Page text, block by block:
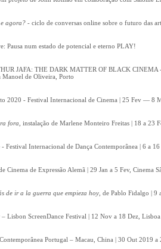
agora? - ciclo de conversas online sobre o futuro das
Pausa num estado de potencial e eterno PLAY!
JAFA: THE DARK MATTER OF BLACK
Manoel de Oliveira, Porto
2020 - Festival Internacional de Cinema | 25 Fev — 8
fora , instalação de Marlene Monteiro Freitas | 18 a
- Festival Internacional de Dança Contemporânea | 6 a
Cinema de Expressão Alemã | 29 Jan a 5 Fev, Cinema
de ir a la guerra que empieza hoy , de Pablo Fidalgo |
– Lisbon ScreenDance Festival | 12 Nov a 18 Dez, Lisboa
Portugal – Macau, China | 30 Out 2019